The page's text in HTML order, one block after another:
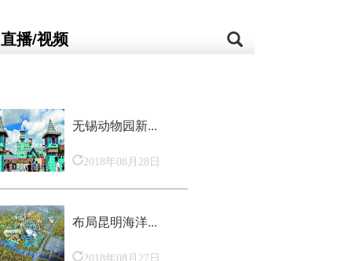
直播/视频
无锡动物园新...
2018年08月28日
布局昆明海洋...
2018年08月27日